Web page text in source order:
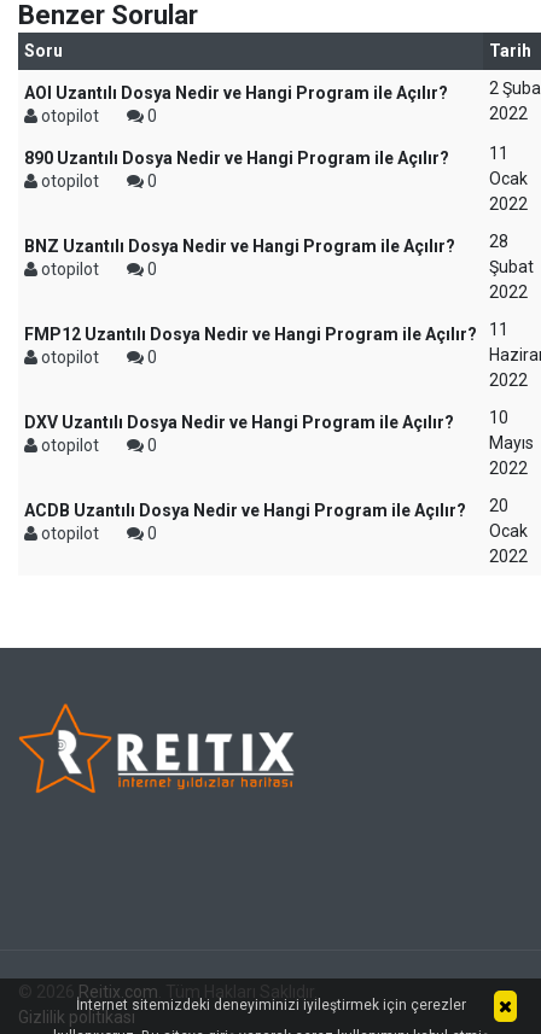
Benzer Sorular
Soru Tarih
AOI Uzantılı Dosya Nedir ve Hangi Program ile Açılır?
otopilot
0
2
2022
890 Uzantılı Dosya Nedir ve Hangi Program ile Açılır?
otopilot
0
11
Ocak
2022
BNZ Uzantılı Dosya Nedir ve Hangi Program ile Açılır?
otopilot
0
28
Şubat
2022
FMP12 Uzantılı Dosya Nedir ve Hangi Program ile Açılır?
otopilot
0
11
2022
DXV Uzantılı Dosya Nedir ve Hangi Program ile Açılır?
otopilot
0
10
Mayıs
2022
ACDB Uzantılı Dosya Nedir ve Hangi Program ile Açılır?
otopilot
0
20
Ocak
2022
Reitix.com
Gizlilik politikası
İnternet sitemizdeki deneyiminizi iyileştirmek için çerezler